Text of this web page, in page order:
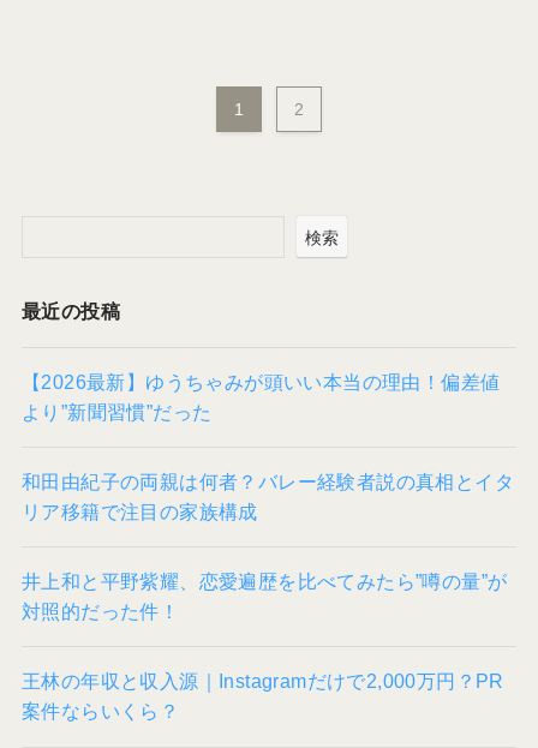
1 2
検索
最近の投稿
【2026最新】ゆうちゃみが頭いい本当の理由！偏差値
より”新聞習慣”だった
和田由紀子の両親は何者？バレー経験者説の真相とイタ
リア移籍で注目の家族構成
井上和と平野紫耀、恋愛遍歴を比べてみたら”噂の量”が
対照的だった件！
王林の年収と収入源｜Instagramだけで2,000万円？PR
案件ならいくら？